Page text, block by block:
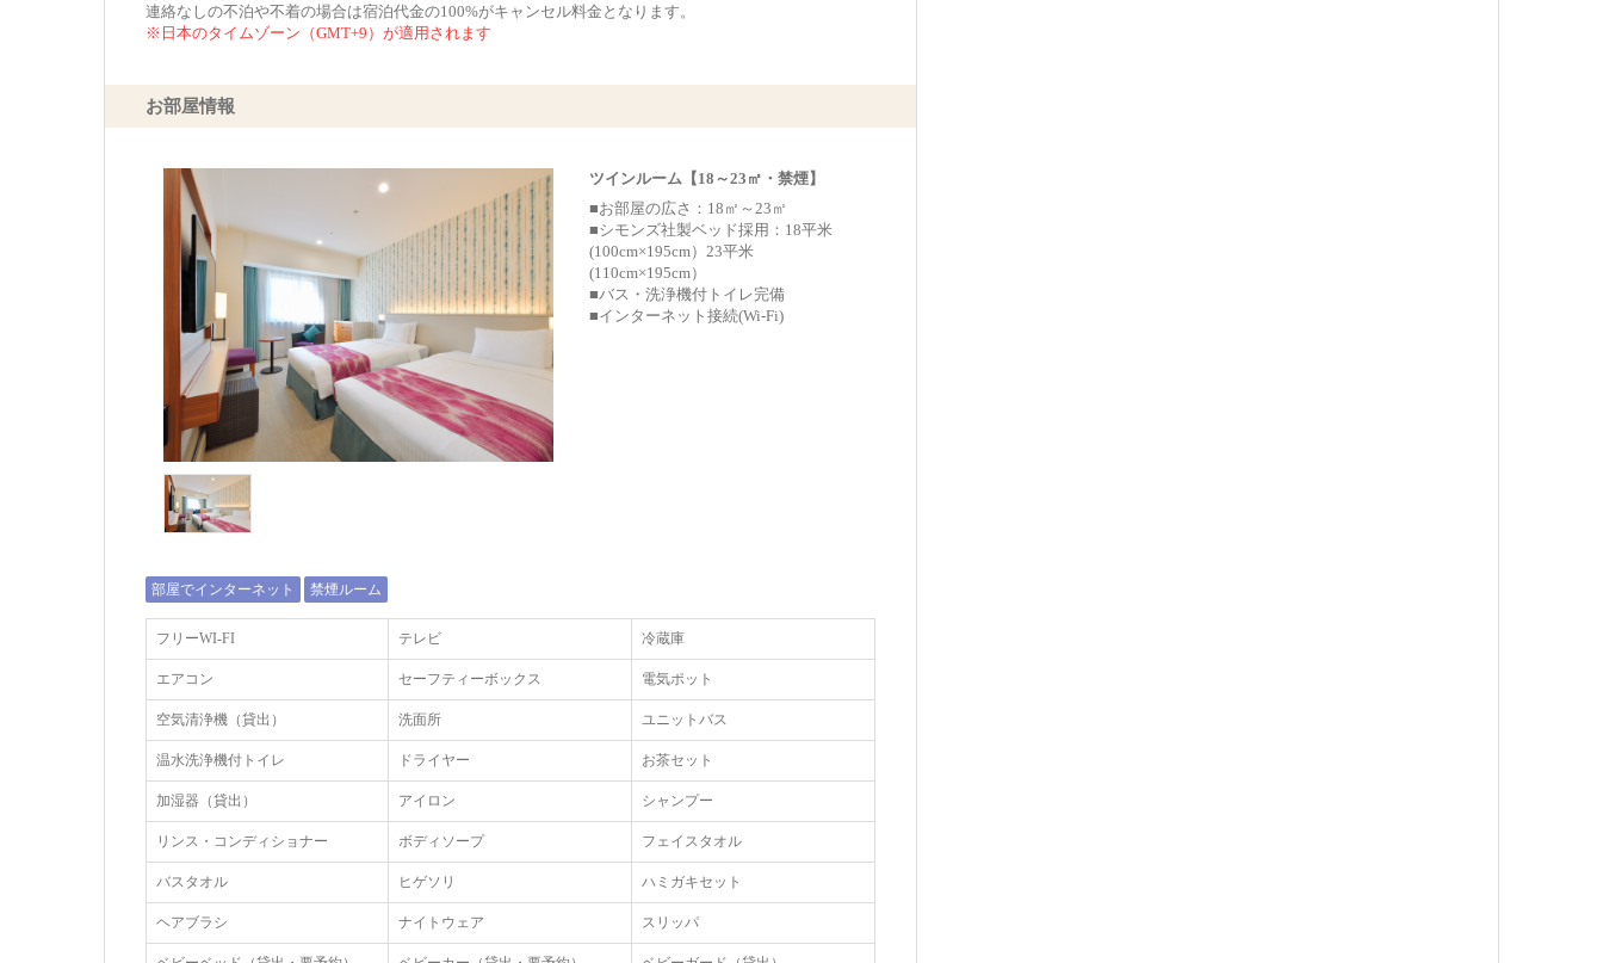
連絡なしの不泊や不着の場合は宿泊代金の100%がキャンセル料金となります。
※日本のタイムゾーン（GMT+9）が適用されます
お部屋情報
ツインルーム【18～23㎡・禁煙】
■お部屋の広さ：18㎡～23㎡
■シモンズ社製ベッド採用：18平米
(100cm×195cm）23平米
(110cm×195cm）
■バス・洗浄機付トイレ完備
■インターネット接続(Wi-Fi)
部屋でインターネット 禁煙ルーム
フリーWI‐FI テレビ 冷蔵庫
エアコン セーフティーボックス 電気ポット
空気清浄機（貸出） 洗面所 ユニットバス
温水洗浄機付トイレ ドライヤー お茶セット
加湿器（貸出） アイロン シャンプー
リンス・コンディショナー ボディソープ フェイスタオル
バスタオル ヒゲソリ ハミガキセット
ヘアブラシ ナイトウェア スリッパ